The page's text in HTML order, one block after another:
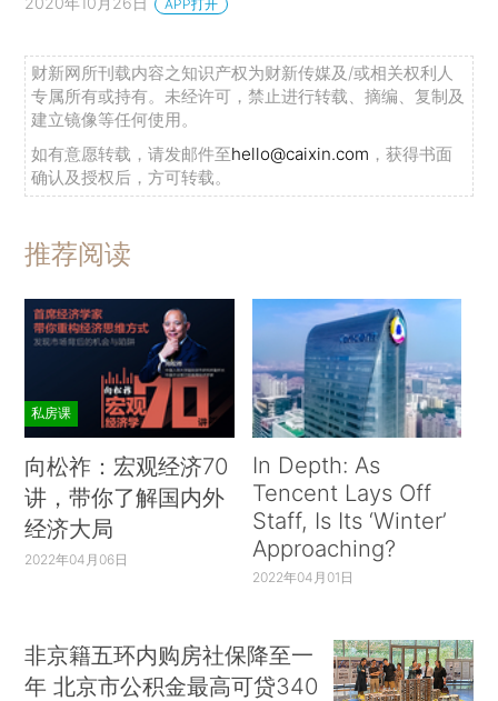
APP打开
财新网所刊载内容之知识产权为财新传媒及/或相关权利人
专属所有或持有。未经许可，禁止进行转载、摘编、复制及
建立镜像等任何使用。
如有意愿转载，请发邮件至hello@caixin.com ，获得书面
确认及授权后，方可转载。
推荐阅读
私房课
向松祚：宏观经济70
讲，带你了解国内外
经济大局
2022年04月06日
In Depth: As
Tencent Lays Off
Staff, Is Its ‘Winter’
Approaching?
2022年04月01日
非京籍五环内购房社保降至一
年 北京市公积金最高可贷340